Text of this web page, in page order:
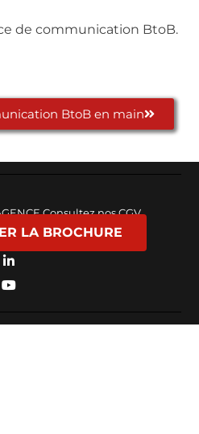
de communication BtoB.
BtoB en main
Consultez nosCGV
LA BROCHURE